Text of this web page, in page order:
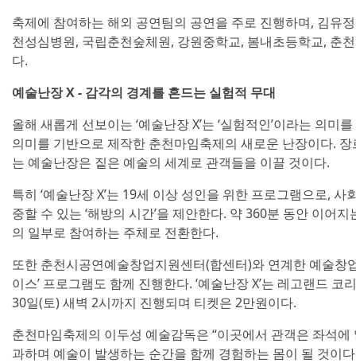
축제에 참여하는 해외 공연팀의 공연을 주로 진행하며, 김유
천성심병원, 국립춘천숲체원, 강원중학교, 봄내초등학교, 춘
다.
예술난장 X - 감각의 경계를 흔드는 실험적 무대
올해 새롭게 선보이는 ‘예술난장 X’는 ‘실험적인’이라는 의
의미를 기반으로 제작한 춘천마임축제의 새로운 난장이다.
는 예술난장은 짙은 예술의 세계로 관객들을 이끌 것이다.
특히 ‘예술난장 X’는 19세 이상 성인을 위한 프로그램으로,
중할 수 있는 ‘해방의 시간’을 제안한다. 약 360분 동안 이어
의 일부로 참여하는 주체로 전환한다.
또한 춘천시공연예술창업지원센터(합센터)와 연계한 예술창
이스’ 프로그램도 함께 진행한다. ‘예술난장 X’는 레고랜드
30일(토) 새벽 2시까지 진행되며 티켓은 2만원이다.
춘천마임축제의 이두성 예술감독은 “이곳에서 관객은 좌석
과하며 예술이 발생하는 순간을 함께 경험하는 몸이 될 것이